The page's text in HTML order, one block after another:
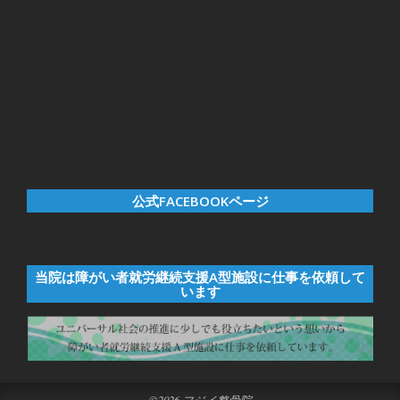
公式FACEBOOKページ
当院は障がい者就労継続支援A型施設に仕事を依頼して
います